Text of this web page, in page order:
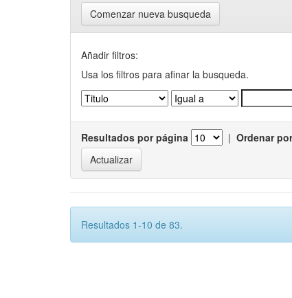
Comenzar nueva busqueda
Añadir filtros:
Usa los filtros para afinar la busqueda.
Resultados por página | Ordenar por
Resultados 1-10 de 83.